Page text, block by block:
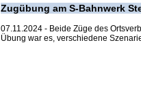
Zugübung am S-Bahnwerk
07.11.2024 - Beide Züge des
Übung war es, verschiedene